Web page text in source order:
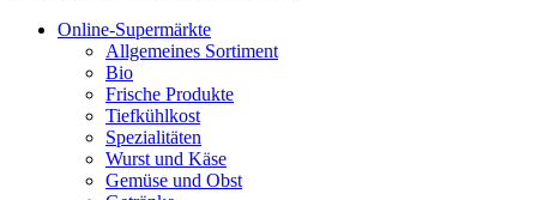
Online-Supermärkte
Allgemeines Sortiment
Bio
Frische Produkte
Tiefkühlkost
Spezialitäten
Wurst und Käse
Gemüse und Obst